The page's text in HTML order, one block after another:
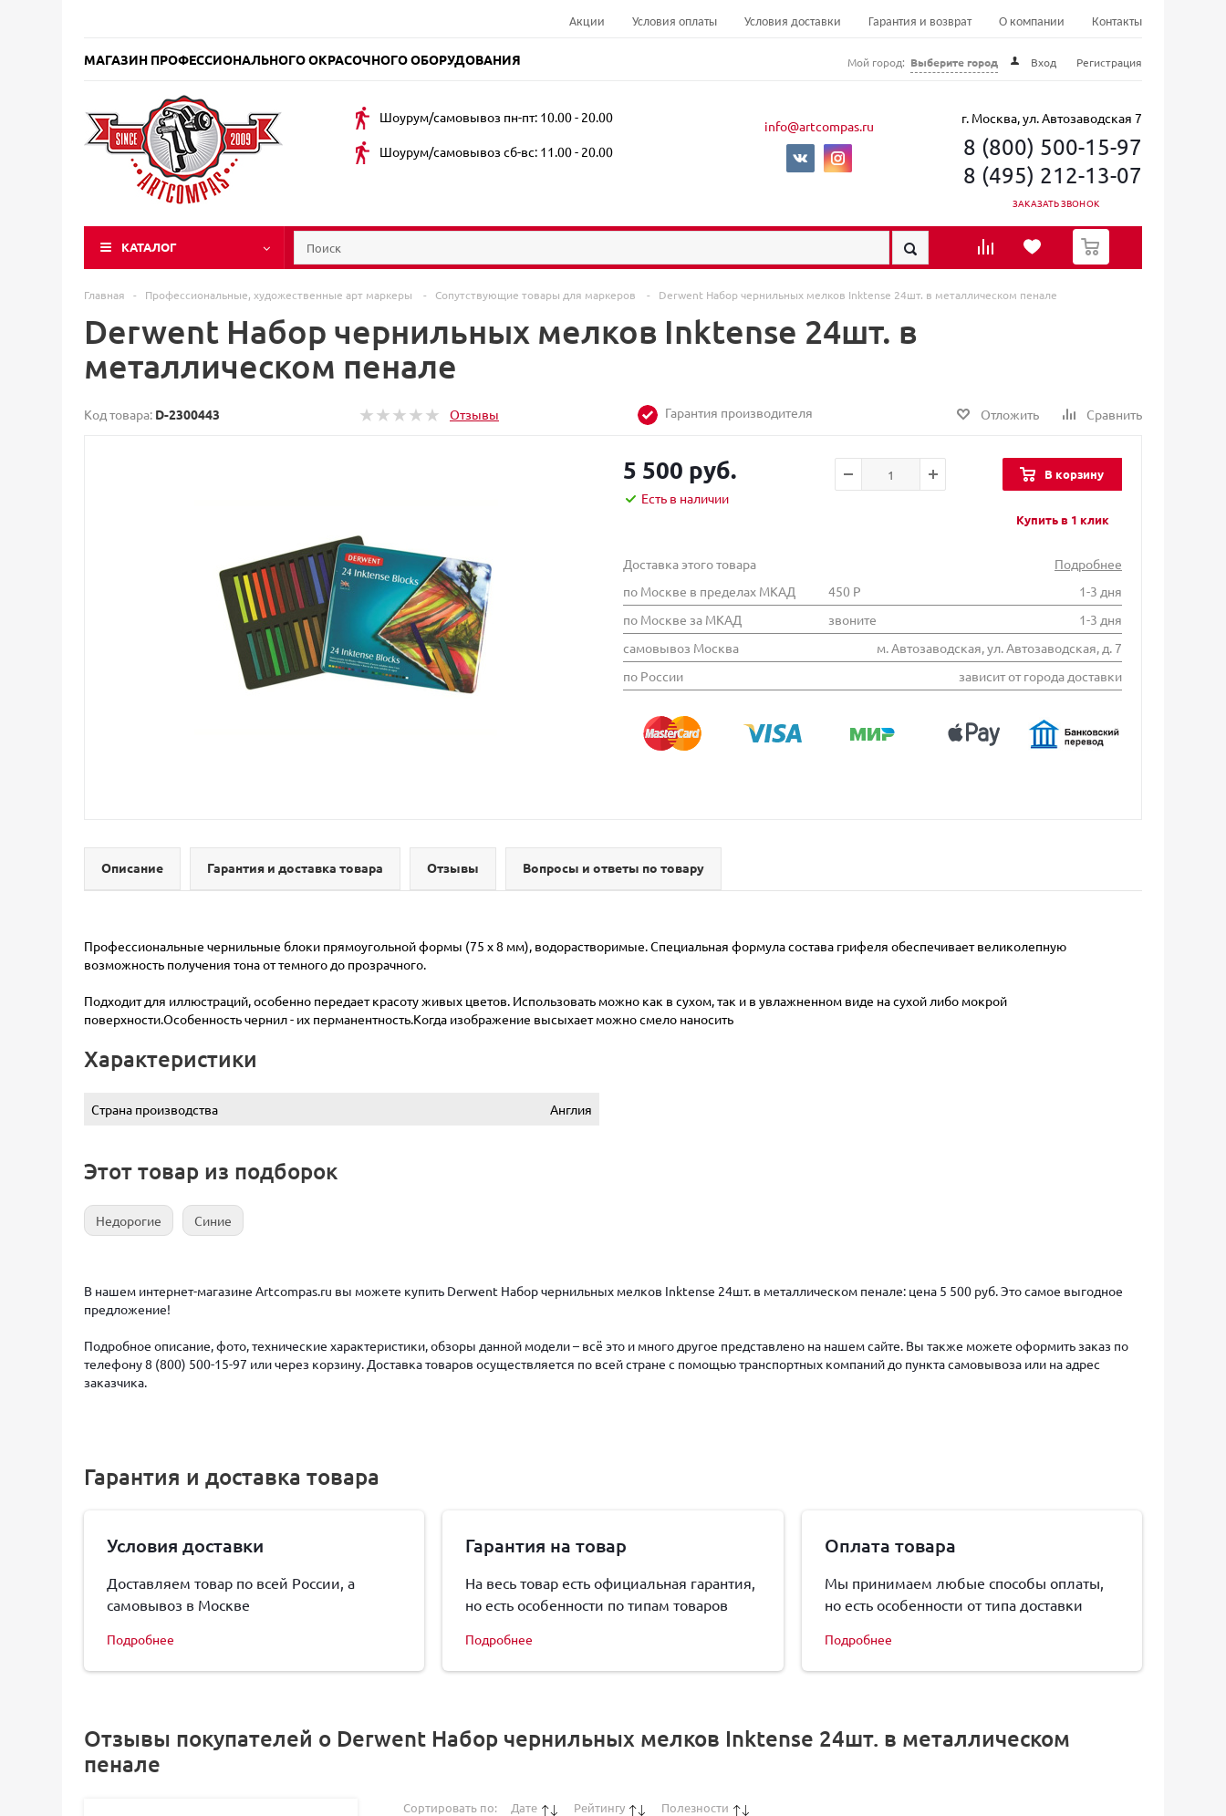
Акции Условия оплаты Условия доставки Гарантия и возврат О компании Контакты
МАГАЗИН ПРОФЕССИОНАЛЬНОГО ОКРАСОЧНОГО ОБОРУДОВАНИЯ Мой город: Выберите город Вход Регистрация
Шоурум/самовывоз пн-пт: 10.00 - 20.00
Шоурум/самовывоз сб-вс: 11.00 - 20.00
info@artcompas.ru г. Москва, ул. Автозаводская 7
8 (800) 500-15-97
8 (495) 212-13-07
ЗАКАЗАТЬ ЗВОНОК
КАТАЛОГ
0
Главная - Профессиональные, художественные арт маркеры - Сопутствующие товары для маркеров - Derwent Набор чернильных мелков Inktense 24шт. в металлическом пенале
Derwent Набор чернильных мелков Inktense 24шт. в
металлическом пенале
Код товара: D-2300443 Отзывы Гарантия производителя Отложить Сравнить
5 500 руб.
Есть в наличии
В корзину
Купить в 1 клик
Доставка этого товара
Подробнее
по Москве в пределах МКАД
450 Р
1-3 дня
по Москве за МКАД
звоните
1-3 дня
самовывоз Москва
м. Автозаводская, ул. Автозаводская, д. 7
по России
зависит от города доставки
Описание Гарантия и доставка товара Отзывы Вопросы и ответы по товару
Профессиональные чернильные блоки прямоугольной формы (75 x 8 мм), водорастворимые. Специальная формула состава грифеля обеспечивает великолепную
возможность получения тона от темного до прозрачного.
Подходит для иллюстраций, особенно передает красоту живых цветов. Использовать можно как в сухом, так и в увлажненном виде на сухой либо мокрой
поверхности.Особенность чернил - их перманентность.Когда изображение высыхает можно смело наносить
Характеристики
Страна производства Англия
Этот товар из подборок
Недорогие Синие
В нашем интернет-магазине Artcompas.ru вы можете купить Derwent Набор чернильных мелков Inktense 24шт. в металлическом пенале: цена 5 500 руб. Это самое выгодное
предложение!
Подробное описание, фото, технические характеристики, обзоры данной модели – всё это и много другое представлено на нашем сайте. Вы также можете оформить заказ по
телефону 8 (800) 500-15-97 или через корзину. Доставка товаров осуществляется по всей стране с помощью транспортных компаний до пункта самовывоза или на адрес
заказчика.
Гарантия и доставка товара
Условия доставки
Доставляем товар по всей России, а
самовывоз в Москве
Подробнее
Гарантия на товар
На весь товар есть официальная гарантия,
но есть особенности по типам товаров
Подробнее
Оплата товара
Мы принимаем любые способы оплаты,
но есть особенности от типа доставки
Подробнее
Отзывы покупателей о Derwent Набор чернильных мелков Inktense 24шт. в металлическом
пенале
Сортировать по: Дате Рейтингу Полезности